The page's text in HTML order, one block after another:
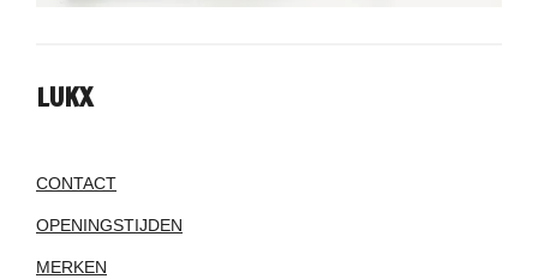
LUKX
CONTACT
OPENINGSTIJDEN
MERKEN